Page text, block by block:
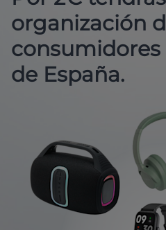
organización
de España.